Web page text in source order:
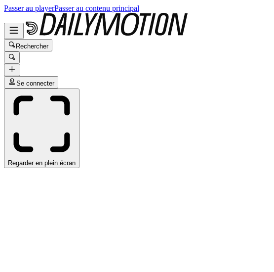
Passer au playerPasser au contenu principal
Rechercher
Se connecter
Regarder en plein écran